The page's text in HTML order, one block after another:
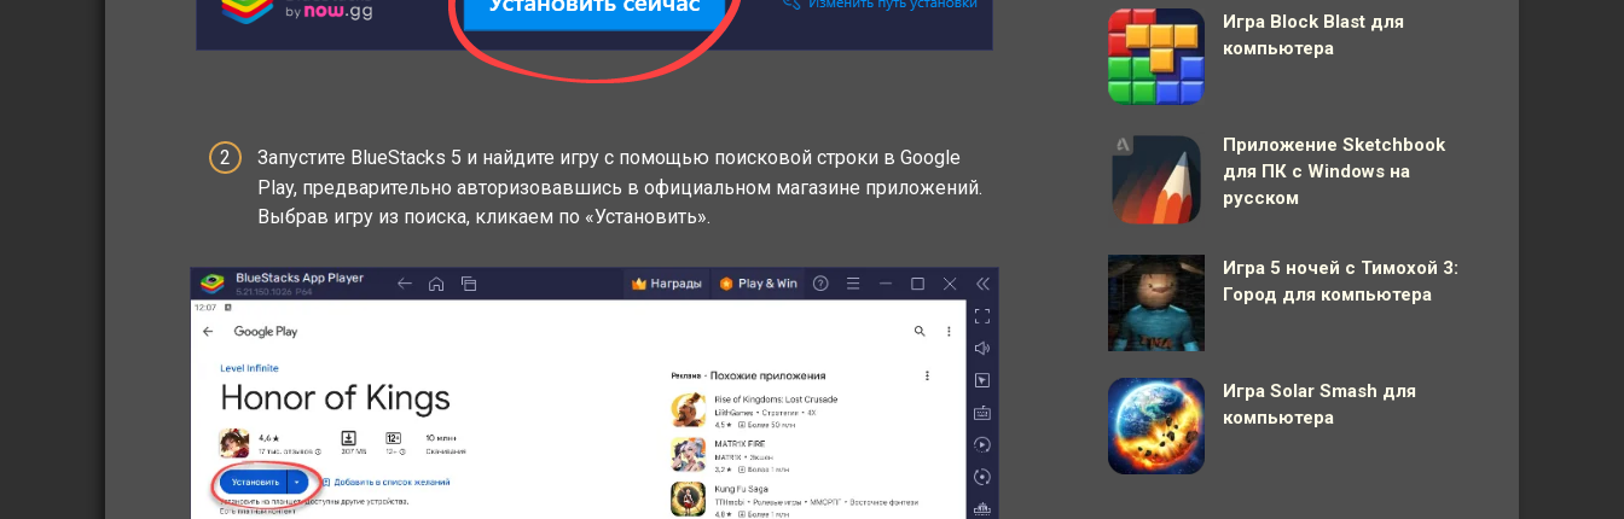
Запустите BlueStacks 5 и найдите игру с помощью поисковой строки в Google
Play, предварительно авторизовавшись в официальном магазине приложений.
Выбрав игру из поиска, кликаем по «Установить».
Игра Block Blast для
компьютера
Приложение Sketchbook
для ПК с Windows на
русском
Игра 5 ночей с Тимохой 3:
Город для компьютера
Игра Solar Smash для
компьютера